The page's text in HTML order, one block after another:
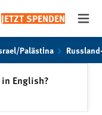
JETZT SPENDEN
Palästina
English?